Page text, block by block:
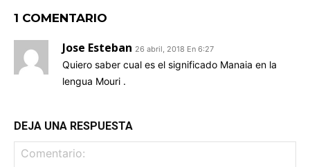
1 COMENTARIO
Jose Esteban 26 abril, 2018 En 6:27
Quiero saber cual es el significado Manaia en la
lengua Mouri .
DEJA UNA RESPUESTA